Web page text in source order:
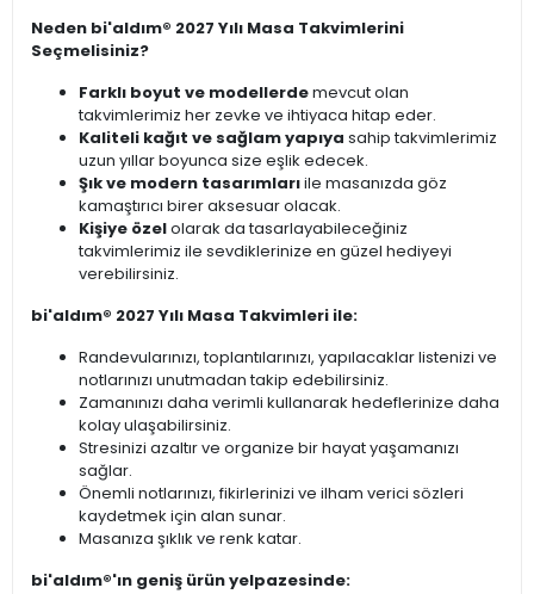
Neden bi'aldım® 2027 Yılı Masa Takvimlerini
Seçmelisiniz?
Farklı boyut ve modellerdemevcut olan
takvimlerimiz her zevke ve ihtiyaca hitap eder.
Kaliteli kağıt ve sağlam yapıya sahip takvimlerimiz
uzun yıllar boyunca size eşlik edecek.
Şık ve modern tasarımlarıile masanızda göz
kamaştırıcı birer aksesuar olacak.
Kişiye özelolarak da tasarlayabileceğiniz
takvimlerimiz ile sevdiklerinize en güzel hediyeyi
verebilirsiniz.
bi'aldım® 2027 Yılı Masa Takvimleri ile:
Randevularınızı, toplantılarınızı, yapılacaklar listenizi ve
notlarınızı unutmadan takip edebilirsiniz.
Zamanınızı daha verimli kullanarak hedeflerinize daha
kolay ulaşabilirsiniz.
Stresinizi azaltır ve organize bir hayat yaşamanızı
sağlar.
Önemli notlarınızı, fikirlerinizi ve ilham verici sözleri
kaydetmek için alan sunar.
Masanıza şıklık ve renk katar.
bi'aldım®'ın geniş ürün yelpazesinde: